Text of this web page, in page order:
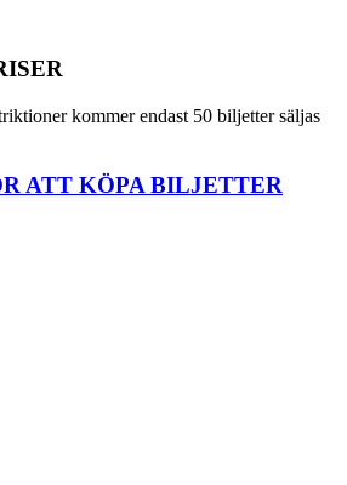
kommer endast 50 biljetter säljas
ATT KÖPA BILJETTER